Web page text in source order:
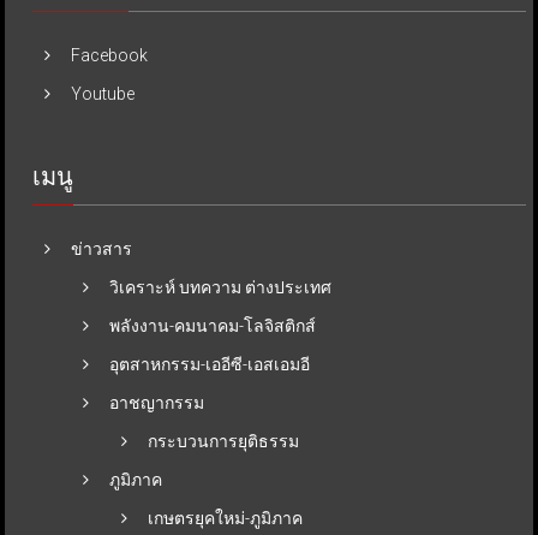
Facebook
Youtube
เมนู
ข่าวสาร
วิเคราะห์ บทความ ต่างประเทศ
พลังงาน-คมนาคม-โลจิสติกส์
อุตสาหกรรม-เออีซี-เอสเอมอี
อาชญากรรม
กระบวนการยุติธรรม
ภูมิภาค
เกษตรยุคใหม่-ภูมิภาค